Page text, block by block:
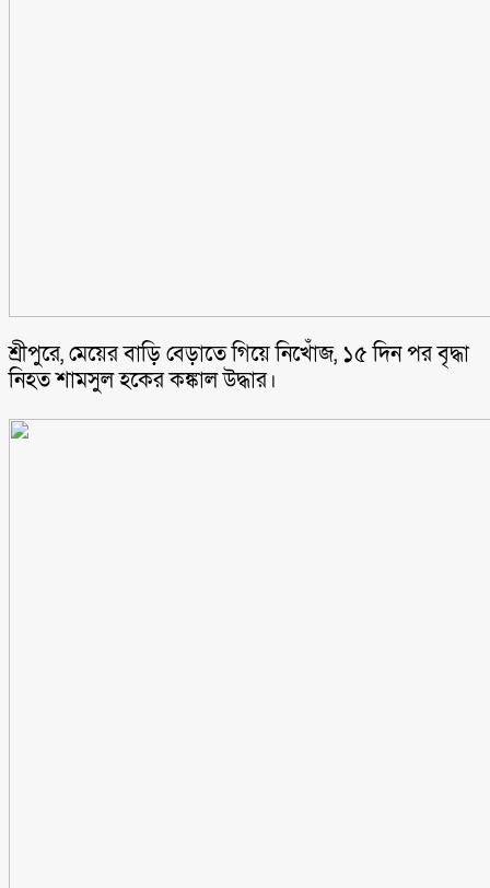
শ্রীপুরে, মেয়ের বাড়ি বেড়াতে গিয়ে নিখোঁজ, ১৫ দিন পর বৃদ্ধা
নিহত শামসুল হকের কঙ্কাল উদ্ধার।